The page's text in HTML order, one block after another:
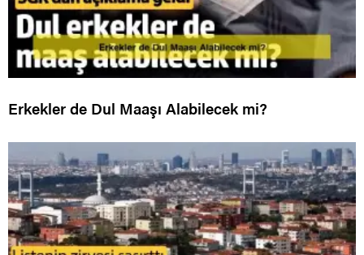
Erkekler de Dul Maaşı Alabilecek mi?